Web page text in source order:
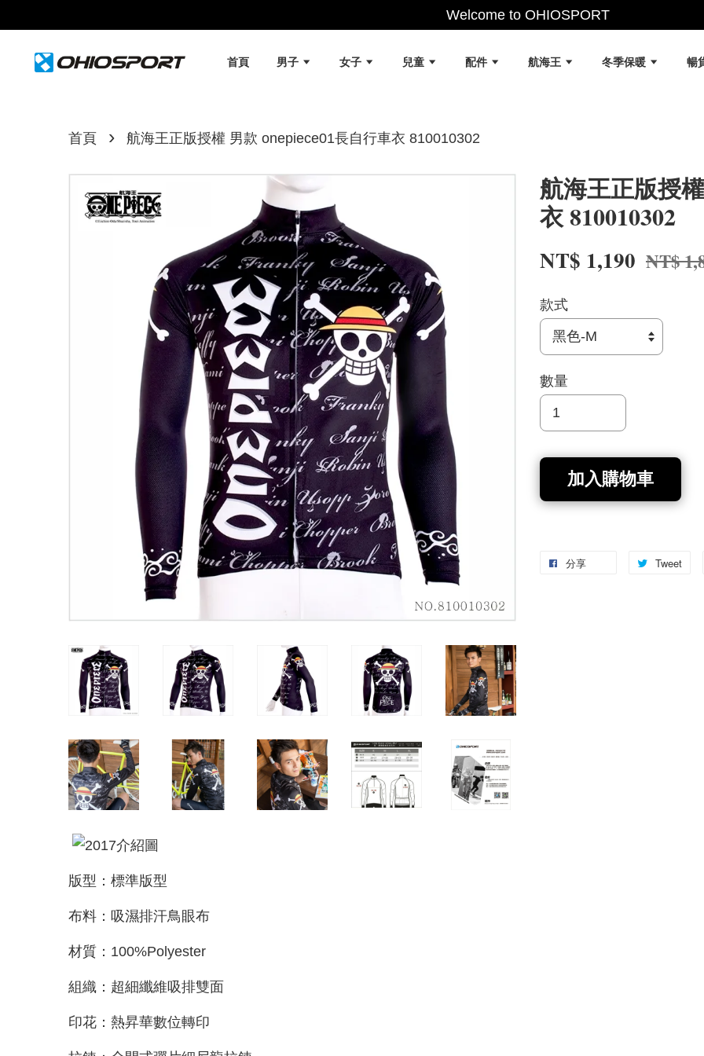
Welcome to OHIOSPORT
首頁 男子 女子 兒童 配件 航海王 冬季保暖 暢
首頁 › 航海王正版授權 男款 onepiece01長自行車衣 810010302
航海王正版授
衣 810010302
NT$ 1,190 NT$
款式
數量
加入購物車
分享 Tweet
版型：標準版型
布料：吸濕排汗鳥眼布
材質：100%Polyester
組織：超細纖維吸排雙面
印花：熱昇華數位轉印